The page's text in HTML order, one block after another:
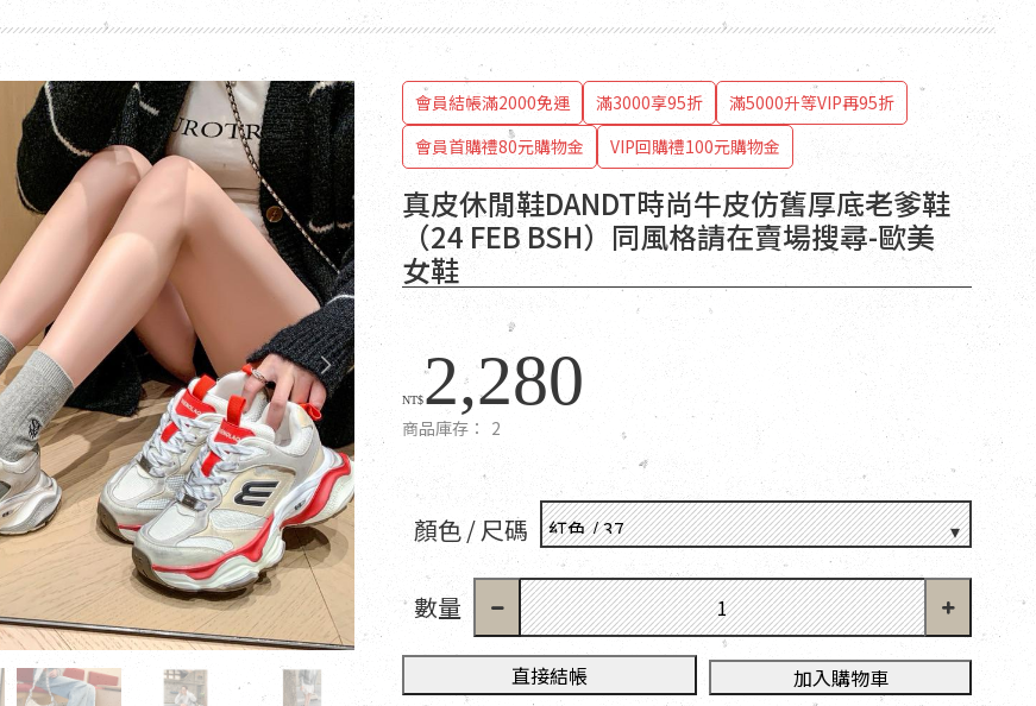
真皮休閒鞋DANDT時尚牛皮仿舊厚底老爹鞋
（24 FEB BSH）同風格請在賣場搜尋-歐美
女鞋
會員結帳滿2000免運 滿3000享95折
滿5000升等VIP再95折
會員首購禮80元購物金
VIP回購禮100元購物金
NT$2,280
商品庫存： 2
顏色 / 尺碼
數量
直接結帳 加入購物車